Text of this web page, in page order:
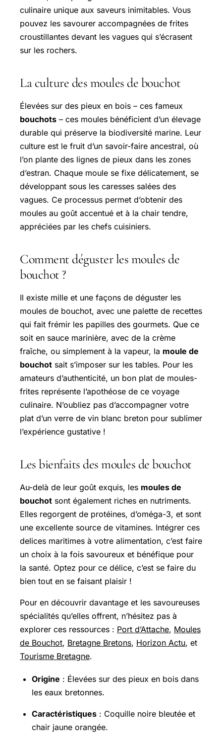
culinaire unique aux saveurs inimitables. Vous
pouvez les savourer accompagnées de frites
croustillantes devant les vagues qui s’écrasent
sur les rochers.
La culture des moules de bouchot
Élevées sur des pieux en bois – ces fameux
bouchots – ces moules bénéficient d’un élevage
durable qui préserve la biodiversité marine. Leur
culture est le fruit d’un savoir-faire ancestral, où
l’on plante des lignes de pieux dans les zones
d’estran. Chaque moule se fixe délicatement, se
développant sous les caresses salées des
vagues. Ce processus permet d’obtenir des
moules au goût accentué et à la chair tendre,
appréciées par les chefs cuisiniers.
Comment déguster les moules de
bouchot ?
Il existe mille et une façons de déguster les
moules de bouchot, avec une palette de recettes
qui fait frémir les papilles des gourmets. Que ce
soit en sauce marinière, avec de la crème
fraîche, ou simplement à la vapeur, la moule de
bouchot sait s’imposer sur les tables. Pour les
amateurs d’authenticité, un bon plat de moules-
frites représente l’apothéose de ce voyage
culinaire. N’oubliez pas d’accompagner votre
plat d’un verre de vin blanc breton pour sublimer
l’expérience gustative !
Les bienfaits des moules de bouchot
Au-delà de leur goût exquis, les moules de
bouchot sont également riches en nutriments.
Elles regorgent de protéines, d’oméga-3, et sont
une excellente source de vitamines. Intégrer ces
delices maritimes à votre alimentation, c’est faire
un choix à la fois savoureux et bénéfique pour
la santé. Optez pour ce délice, c’est se faire du
bien tout en se faisant plaisir !
Pour en découvrir davantage et les savoureuses
spécialités qu’elles offrent, n’hésitez pas à
explorer ces ressources : Port d’Attache, Moules
de Bouchot, Bretagne Bretons, Horizon Actu, et
Tourisme Bretagne.
Origine : Élevées sur des pieux en bois dans
les eaux bretonnes.
Caractéristiques : Coquille noire bleutée et
chair jaune orangée.